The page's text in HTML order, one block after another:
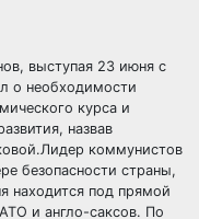
выступая 23 июня с
о необходимости
курса и
назвав
коммунистов
безопасности страны,
находится под прямой
и англо-саксов. По